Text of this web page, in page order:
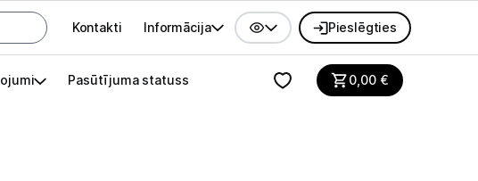
Galvenes izvēlne
Kontakti Informācija Pieslēgties
Pasūtījuma statuss 0,00€